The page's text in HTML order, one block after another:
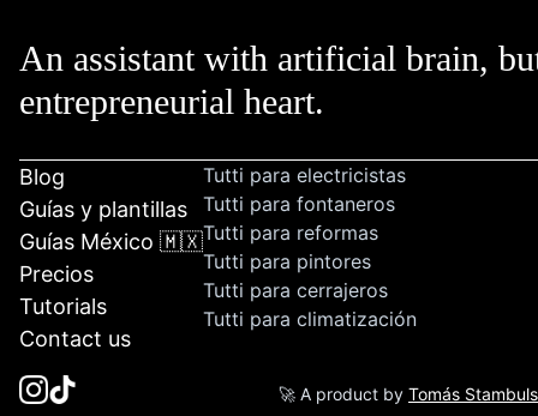
An assistant with artificial brain,
entrepreneurial heart.
Blog
Guías y plantillas
Guías México 🇲🇽
Precios
Tutorials
Contact us
Tutti para electricistas
Tutti para fontaneros
Tutti para reformas
Tutti para pintores
Tutti para cerrajeros
Tutti para climatización
🚀 A product by Tomás